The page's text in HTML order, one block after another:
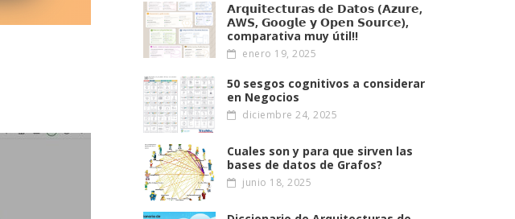
𝗔𝗿𝗾𝘂𝗶𝘁𝗲𝗰𝘁𝘂𝗿𝗮𝘀 𝗱𝗲 𝗗𝗮𝘁𝗼𝘀 (𝗔𝘇𝘂𝗿𝗲,
𝗔W𝗦, 𝗚𝗼𝗼𝗴𝗹𝗲 𝘆 𝗢𝗽𝗲𝗻 𝗦𝗼𝘂𝗿𝗰𝗲),
comparativa muy útil!!
enero 19, 2025
50 sesgos cognitivos a considerar
en Negocios
diciembre 24, 2025
Cuales son y para que sirven las
bases de datos de Grafos?
junio 18, 2025